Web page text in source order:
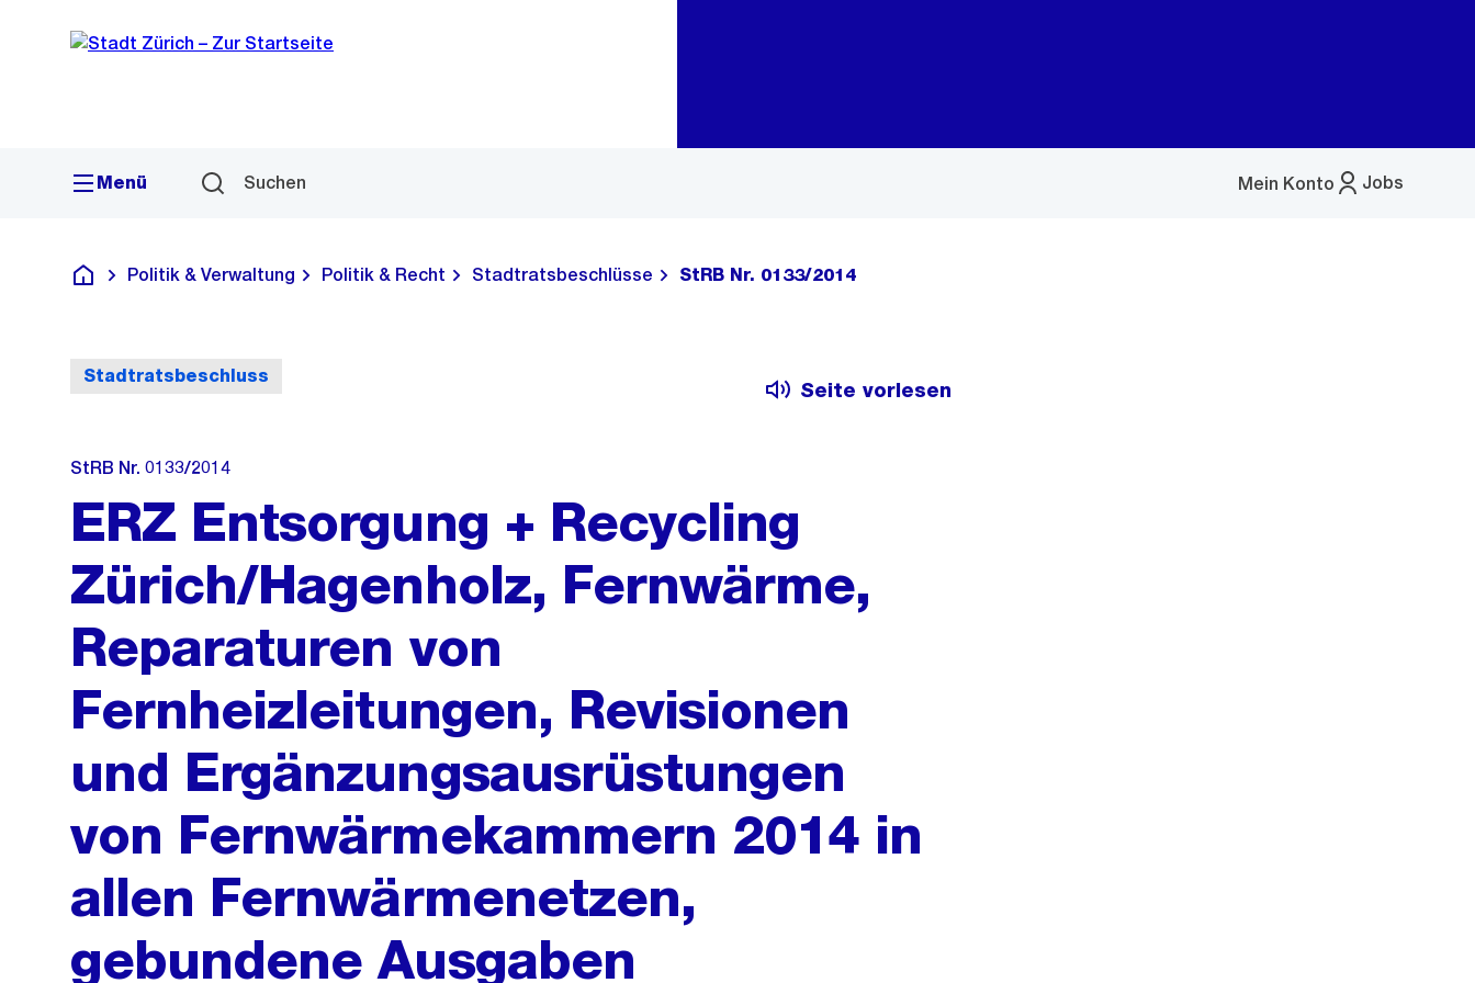
Navigation
Sprunglink
Menü Suchen Jobs
Mein Konto
Menü
Deutsch
Politik & Verwaltung Politik & Recht Stadtratsbeschlüsse StRB Nr. 0133/2014
Stadtratsbeschluss
Seite vorlesen
StRB Nr. 0133/2014
ERZ Entsorgung + Recycling
Zürich/Hagenholz, Fernwärme,
Reparaturen von
Fernheizleitungen, Revisionen
und Ergänzungsausrüstungen
von Fernwärmekammern 2014 in
allen Fernwärmenetzen,
gebundene Ausgaben